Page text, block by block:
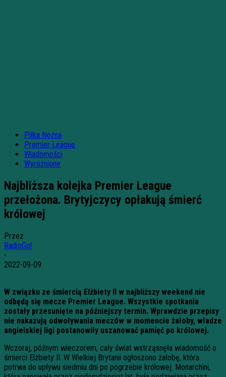
Piłka Nożna
Premier League
Wiadomości
Wyróżnione
Najbliższa kolejka Premier League
przełożona. Brytyjczycy opłakują śmierć
królowej
Przez
RadioGol
-
2022-09-09
W związku ze śmiercią Elżbiety II w najbliższy weekend nie
odbędą się mecze Premier League. Wszystkie spotkania
zostały przesunięte na późniejszy termin. Wprawdzie przepisy
nie nakazują odwoływania meczów w momencie żałoby, władze
angielskiej ligi postanowiły uszanować pamięć po królowej.
Wczoraj, późnym wieczorem, cały świat wstrząsnęła wiadomość o
śmierci Elżbiety II. W Wielkiej Brytanii ogłoszono żałobę, która
potrwa do upływu siedmiu dni po pogrzebie królowej. Monarchini,